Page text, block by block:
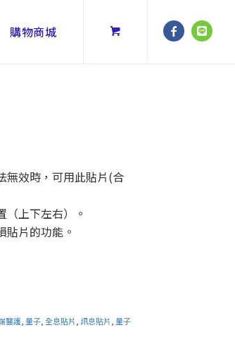
購物商城
無效時，可用此貼片(合
（上下左右）。
片的功能。
醫護, 量子, 全息貼片 訊息貼片 量子